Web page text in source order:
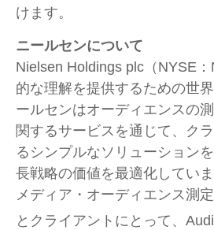
けます。
ニールセンについて
Nielsen Holdings plc（NYSE ：
的な理解を提供するための世
ールセンはオーディエンスの
関するサービスを通じて、ク
るシンプルなソリューション
長戦略の価値を最適化してい
メディア・オーディエンス測
とクライアントにとって、